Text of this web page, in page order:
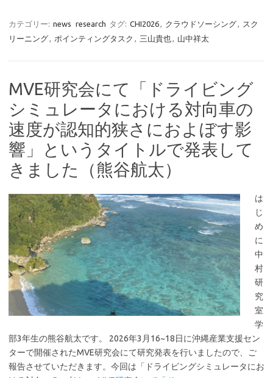
カテゴリー: news research タグ: CHI2026, クラウドソーシング, スク
リーニング, ポインティングタスク , 三山貴也, 山中祥太
MVE研究会にて「ドライビング
シミュレータにおける対向車の
速度が認知的狭さにおよぼす影
響」というタイトルで発表して
きました（熊谷航太）
は
じ
め
に
中
村
研
究
室
学
部3年生の熊谷航太です。 2026年3月16~18日に沖縄産業支援セン
ターで開催されたMVE研究会にて研究発表を行いましたので、ご
報告させていただきます。今回は「ドライビングシミュレータにお